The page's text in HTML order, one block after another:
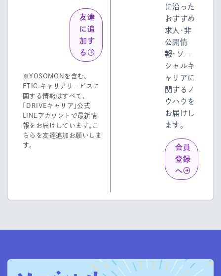
友達
に追
加す
る
※YOSOMONを含む、
ETIC.キャリアサービスに
関する情報はすべて、
「DRIVEキャリア」公式
LINEアカウントで最新情
報をお届けしています。こ
ちらを友達追加お願いしま
す。
に沿った
おすすめ
求人・非
公開情
報・ソー
シャルキ
ャリアに
関するノ
ウハウを
お届けし
ます。
会員
登録
へ